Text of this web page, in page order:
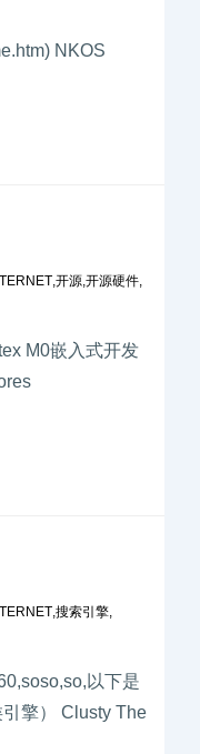
NKOS
,开源,开源硬件,
M0嵌入式开发
,搜索引擎,
以下是
擎） Clusty The